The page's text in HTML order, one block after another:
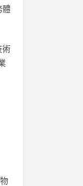
體
術